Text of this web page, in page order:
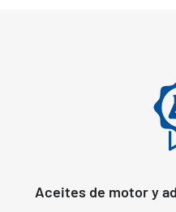
Aceites de motor y